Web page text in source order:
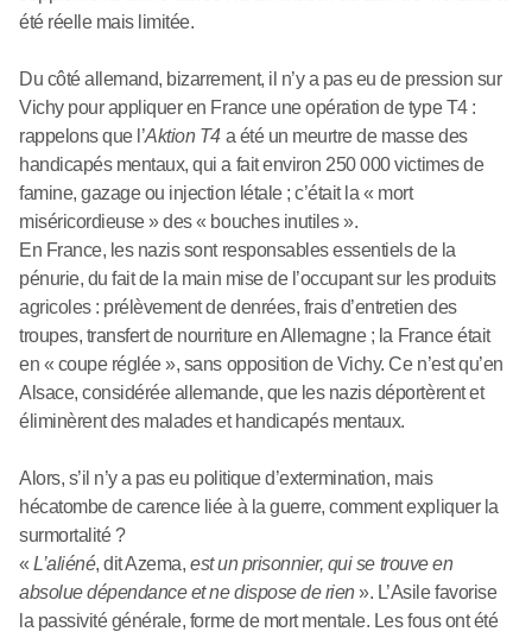
été réelle mais limitée.
Du côté allemand, bizarrement, il n’y a pas eu de pression sur
Vichy pour appliquer en France une opération de type T4 :
rappelons que l’Aktion T4 a été un meurtre de masse des
handicapés mentaux, qui a fait environ 250 000 victimes de
famine, gazage ou injection létale ; c’était la « mort
miséricordieuse » des « bouches inutiles ».
En France, les nazis sont responsables essentiels de la
pénurie, du fait de la main mise de l’occupant sur les produits
agricoles : prélèvement de denrées, frais d’entretien des
troupes, transfert de nourriture en Allemagne ; la France était
en « coupe réglée », sans opposition de Vichy. Ce n’est qu’en
Alsace, considérée allemande, que les nazis déportèrent et
éliminèrent des malades et handicapés mentaux.
Alors, s’il n’y a pas eu politique d’extermination, mais
hécatombe de carence liée à la guerre, comment expliquer la
surmortalité ?
«L’aliéné, dit Azema, est un prisonnier, qui se trouve en
absolue dépendance et ne dispose de rien». L’Asile favorise
la passivité générale, forme de mort mentale. Les fous ont été